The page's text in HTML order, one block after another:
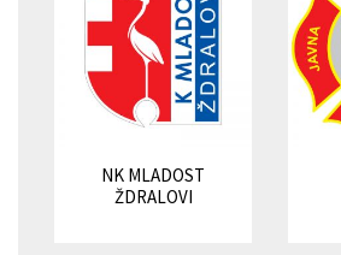
NK MLADOST
ŽDRALOVI